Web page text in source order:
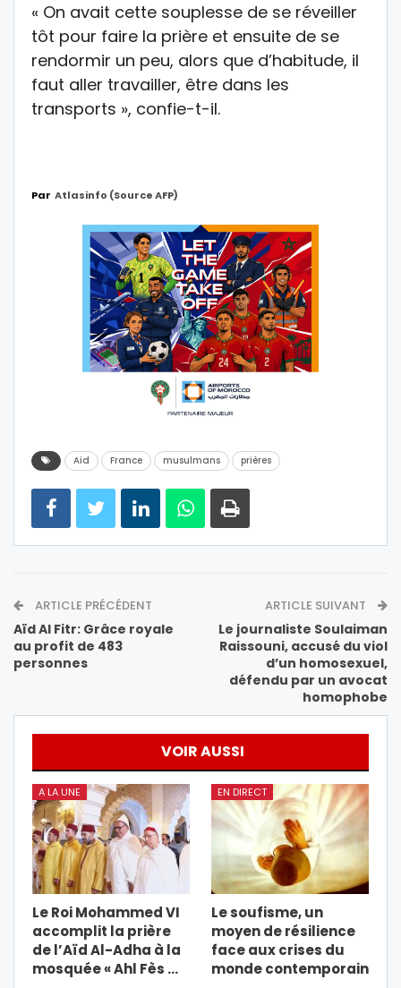
« On avait cette souplesse de se réveiller
tôt pour faire la prière et ensuite de se
rendormir un peu, alors que d’habitude, il
faut aller travailler, être dans les
transports », confie-t-il.
Par Atlasinfo (source AFP)
Aid France musulmans prières
ARTICLE PRÉCÉDENT
Aïd Al Fitr: Grâce royale
au profit de 483
personnes
ARTICLE SUIVANT
Le journaliste Soulaiman
Raissouni, accusé du viol
d’un homosexuel,
défendu par un avocat
homophobe
VOIR AUSSI
A LA UNE
Le Roi Mohammed VI
accomplit la prière
de l’Aïd Al-Adha à la
mosquée « Ahl Fès …
EN DIRECT
Le soufisme, un
moyen de résilience
face aux crises du
monde contemporain